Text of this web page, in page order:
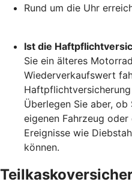
Rund um die Uhr
Ist die
Sie ein älteres
Wiederverkaufswert
Überlegen Sie aber, ob
eigenen Fahrzeug
Ereignisse wie
können.